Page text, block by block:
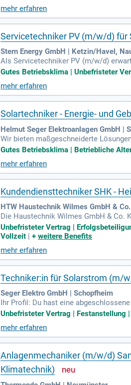
mehr erfahren
Servicetechniker PV (m/w/d) für
Stern Energy GmbH | Ketzin/Havel,
Als Servicetechniker PV (m/w/d)
hnitz im Bereich Wartung und
Gutes Betriebsklima | Unbefristeter
mehr erfahren
Solartechniker - Energie- und
Helmut Seger Elektroanlagen GmbH |
Wir bieten maßgeschneiderte
n. Unsere Dienstleistungen umfassen
bungslose Inbetriebnahme der
präzise Messungen nach DIN/VDE
erwachung der Anlagenperformance,
Gutes Betriebsklima | Betriebliche
mehr erfahren
Kundendiensttechniker SHK -
HTW Haustechnik Wilmes GmbH &
Die Haustechnik Wilmes GmbH & Co.
e tätig.
Unbefristeter Vertrag |
Vollzeit |+weitere Benefits
mehr erfahren
Techniker:in für Solarstrom (m/
Seger Elektro GmbH | Schopfheim
Ihr Profil: Du hast eine
st strukturiert und
Unbefristeter Vertrag | Festanstellung
mehr erfahren
Anlagenmechaniker (m/w/d)
Klimatechnik)